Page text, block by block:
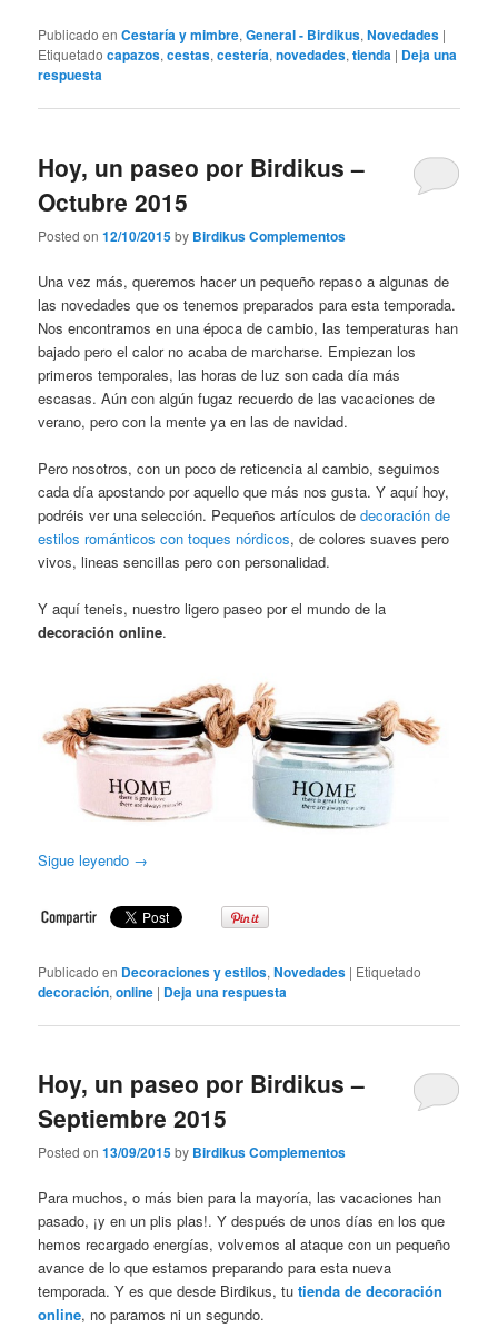
Publicado en Cestaría y mimbre,General - Birdikus,Novedades |
Etiquetado capazos,cestas,cestería,novedades,tienda | Deja una
respuesta
Hoy, un paseo por Birdikus –
Octubre 2015
Posted on12/10/2015by Birdikus Complementos
Una vez más, queremos hacer un pequeño repaso a algunas de
las novedades que os tenemos preparados para esta temporada.
Nos encontramos en una época de cambio, las temperaturas han
bajado pero el calor no acaba de marcharse. Empiezan los
primeros temporales, las horas de luz son cada día más
escasas. Aún con algún fugaz recuerdo de las vacaciones de
verano, pero con la mente ya en las de navidad.
Pero nosotros, con un poco de reticencia al cambio, seguimos
cada día apostando por aquello que más nos gusta. Y aquí hoy,
podréis ver una selección. Pequeños artículos dedecoración de
estilos románticos con toques nórdicos, de colores suaves pero
vivos, lineas sencillas pero con personalidad.
Y aquí teneis, nuestro ligero paseo por el mundo de la
decoración online.
Sigue leyendo →
Publicado en Decoraciones y estilos,Novedades | Etiquetado
decoración,online | Deja una respuesta
Hoy, un paseo por Birdikus –
Septiembre 2015
Posted on13/09/2015by Birdikus Complementos
Para muchos, o más bien para la mayoría, las vacaciones han
pasado, ¡y en un plis plas!. Y después de unos días en los que
hemos recargado energías, volvemos al ataque con un pequeño
avance de lo que estamos preparando para esta nueva
temporada. Y es que desde Birdikus, tutienda de decoración
online, no paramos ni un segundo.